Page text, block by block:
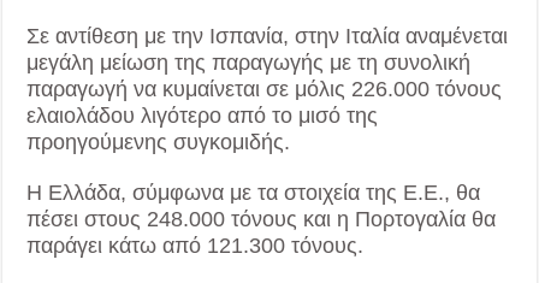
Σε αντίθεση με την Ισπανία, στην Ιταλία αναμένεται
μεγάλη μείωση της παραγωγής με τη συνολική
παραγωγή να κυμαίνεται σε μόλις 226.000 τόνους
ελαιολάδου λιγότερο από το μισό της
προηγούμενης συγκομιδής.
Η Ελλάδα, σύμφωνα με τα στοιχεία της Ε.Ε., θα
πέσει στους 248.000 τόνους και η Πορτογαλία θα
παράγει κάτω από 121.300 τόνους.